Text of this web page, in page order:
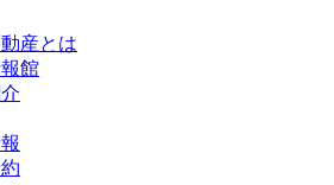
産とは
館